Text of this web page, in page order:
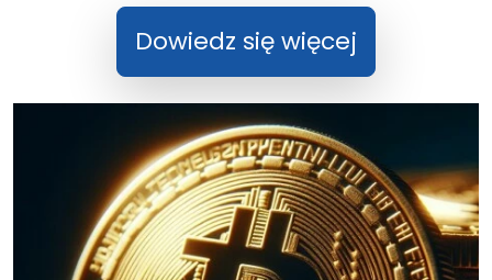
Dowiedz się więcej